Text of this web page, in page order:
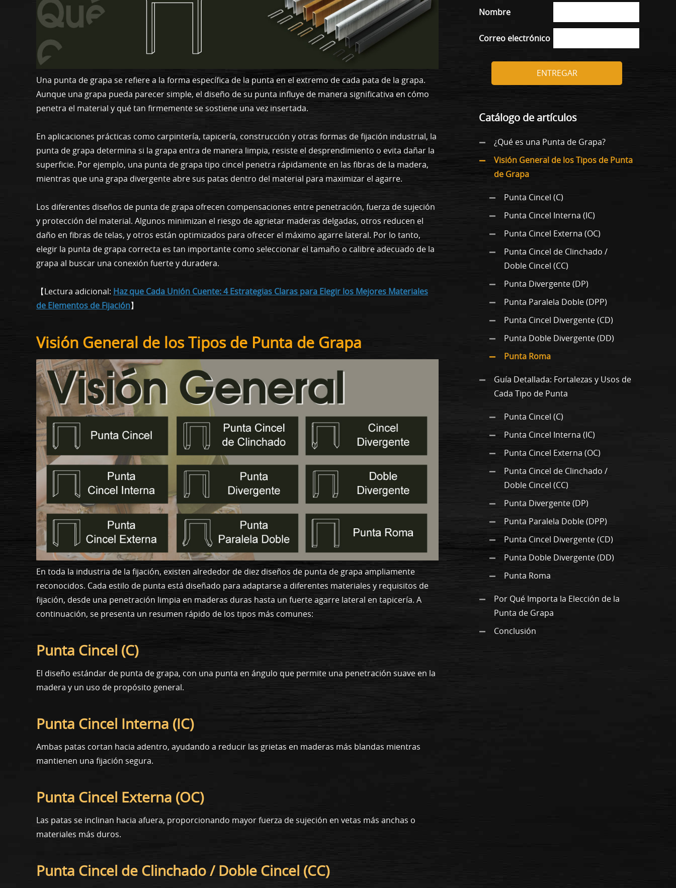
Una punta de grapa se refiere a la forma específica de la punta en el extremo de cada pata de la grapa.
Aunque una grapa pueda parecer simple, el diseño de su punta influye de manera significativa en cómo
penetra el material y qué tan firmemente se sostiene una vez insertada.
En aplicaciones prácticas como carpintería, tapicería, construcción y otras formas de fijación industrial, la
punta de grapa determina si la grapa entra de manera limpia, resiste el desprendimiento o evita dañar la
superficie. Por ejemplo, una punta de grapa tipo cincel penetra rápidamente en las fibras de la madera,
mientras que una grapa divergente abre sus patas dentro del material para maximizar el agarre.
Los diferentes diseños de punta de grapa ofrecen compensaciones entre penetración, fuerza de sujeción
y protección del material. Algunos minimizan el riesgo de agrietar maderas delgadas, otros reducen el
daño en fibras de telas, y otros están optimizados para ofrecer el máximo agarre lateral. Por lo tanto,
elegir la punta de grapa correcta es tan importante como seleccionar el tamaño o calibre adecuado de la
grapa al buscar una conexión fuerte y duradera.
【Lectura adicional: Haz que Cada Unión Cuente: 4 Estrategias Claras para Elegir los Mejores Materiales
de Elementos de Fijación】
Visión General de los Tipos de Punta de Grapa
En toda la industria de la fijación, existen alrededor de diez diseños de punta de grapa ampliamente
reconocidos. Cada estilo de punta está diseñado para adaptarse a diferentes materiales y requisitos de
fijación, desde una penetración limpia en maderas duras hasta un fuerte agarre lateral en tapicería. A
continuación, se presenta un resumen rápido de los tipos más comunes:
Punta Cincel (C)
El diseño estándar de punta de grapa, con una punta en ángulo que permite una penetración suave en la
madera y un uso de propósito general.
Punta Cincel Interna (IC)
Ambas patas cortan hacia adentro, ayudando a reducir las grietas en maderas más blandas mientras
mantienen una fijación segura.
Punta Cincel Externa (OC)
Las patas se inclinan hacia afuera, proporcionando mayor fuerza de sujeción en vetas más anchas o
materiales más duros.
Punta Cincel de Clinchado / Doble Cincel (CC)
Nombre
Correo electrónico
ENTREGAR
Catálogo de artículos
¿Qué es una Punta de Grapa?
Visión General de los Tipos de Punta
de Grapa
Punta Cincel (C)
Punta Cincel Interna (IC)
Punta Cincel Externa (OC)
Punta Cincel de Clinchado /
Doble Cincel (CC)
Punta Divergente (DP)
Punta Paralela Doble (DPP)
Punta Cincel Divergente (CD)
Punta Doble Divergente (DD)
Punta Roma
Guía Detallada: Fortalezas y Usos de
Cada Tipo de Punta
Punta Cincel (C)
Punta Cincel Interna (IC)
Punta Cincel Externa (OC)
Punta Cincel de Clinchado /
Doble Cincel (CC)
Punta Divergente (DP)
Punta Paralela Doble (DPP)
Punta Cincel Divergente (CD)
Punta Doble Divergente (DD)
Punta Roma
Por Qué Importa la Elección de la
Punta de Grapa
Conclusión